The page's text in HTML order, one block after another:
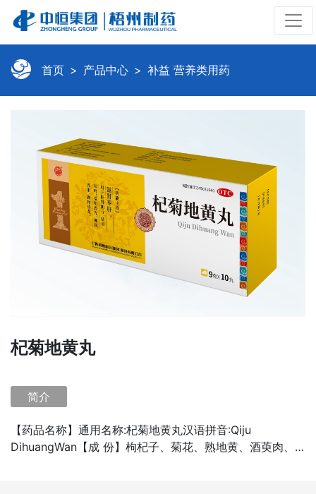
首页 产品中心 补益 营养类用药
杞菊地黄丸
简介
【药品名称】通用名称:杞菊地黄丸汉语拼音:Qiju
DihuangWan【成 份】枸杞子、菊花、熟地黄、酒萸肉、